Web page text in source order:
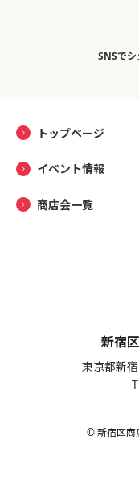
SNSで
トップページ
イベント情報
商店会一覧
新宿
東京都新
© 新宿区商